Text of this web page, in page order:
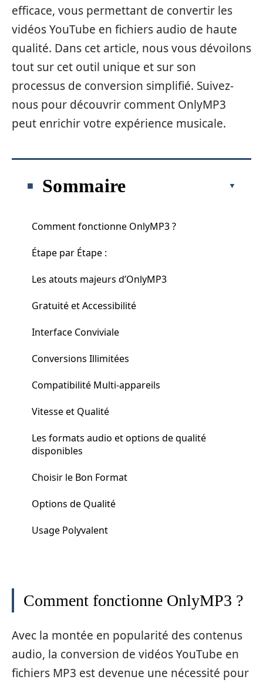
efficace, vous permettant de convertir les
vidéos YouTube en fichiers audio de haute
qualité. Dans cet article, nous vous dévoilons
tout sur cet outil unique et sur son
processus de conversion simplifié. Suivez-
nous pour découvrir comment OnlyMP3
peut enrichir votre expérience musicale.
Sommaire
Comment fonctionne OnlyMP3 ?
Étape par Étape :
Les atouts majeurs d’OnlyMP3
Gratuité et Accessibilité
Interface Conviviale
Conversions Illimitées
Compatibilité Multi-appareils
Vitesse et Qualité
Les formats audio et options de qualité
disponibles
Choisir le Bon Format
Options de Qualité
Usage Polyvalent
Comment fonctionne OnlyMP3 ?
Avec la montée en popularité des contenus
audio, la conversion de vidéos YouTube en
fichiers MP3 est devenue une nécessité pour